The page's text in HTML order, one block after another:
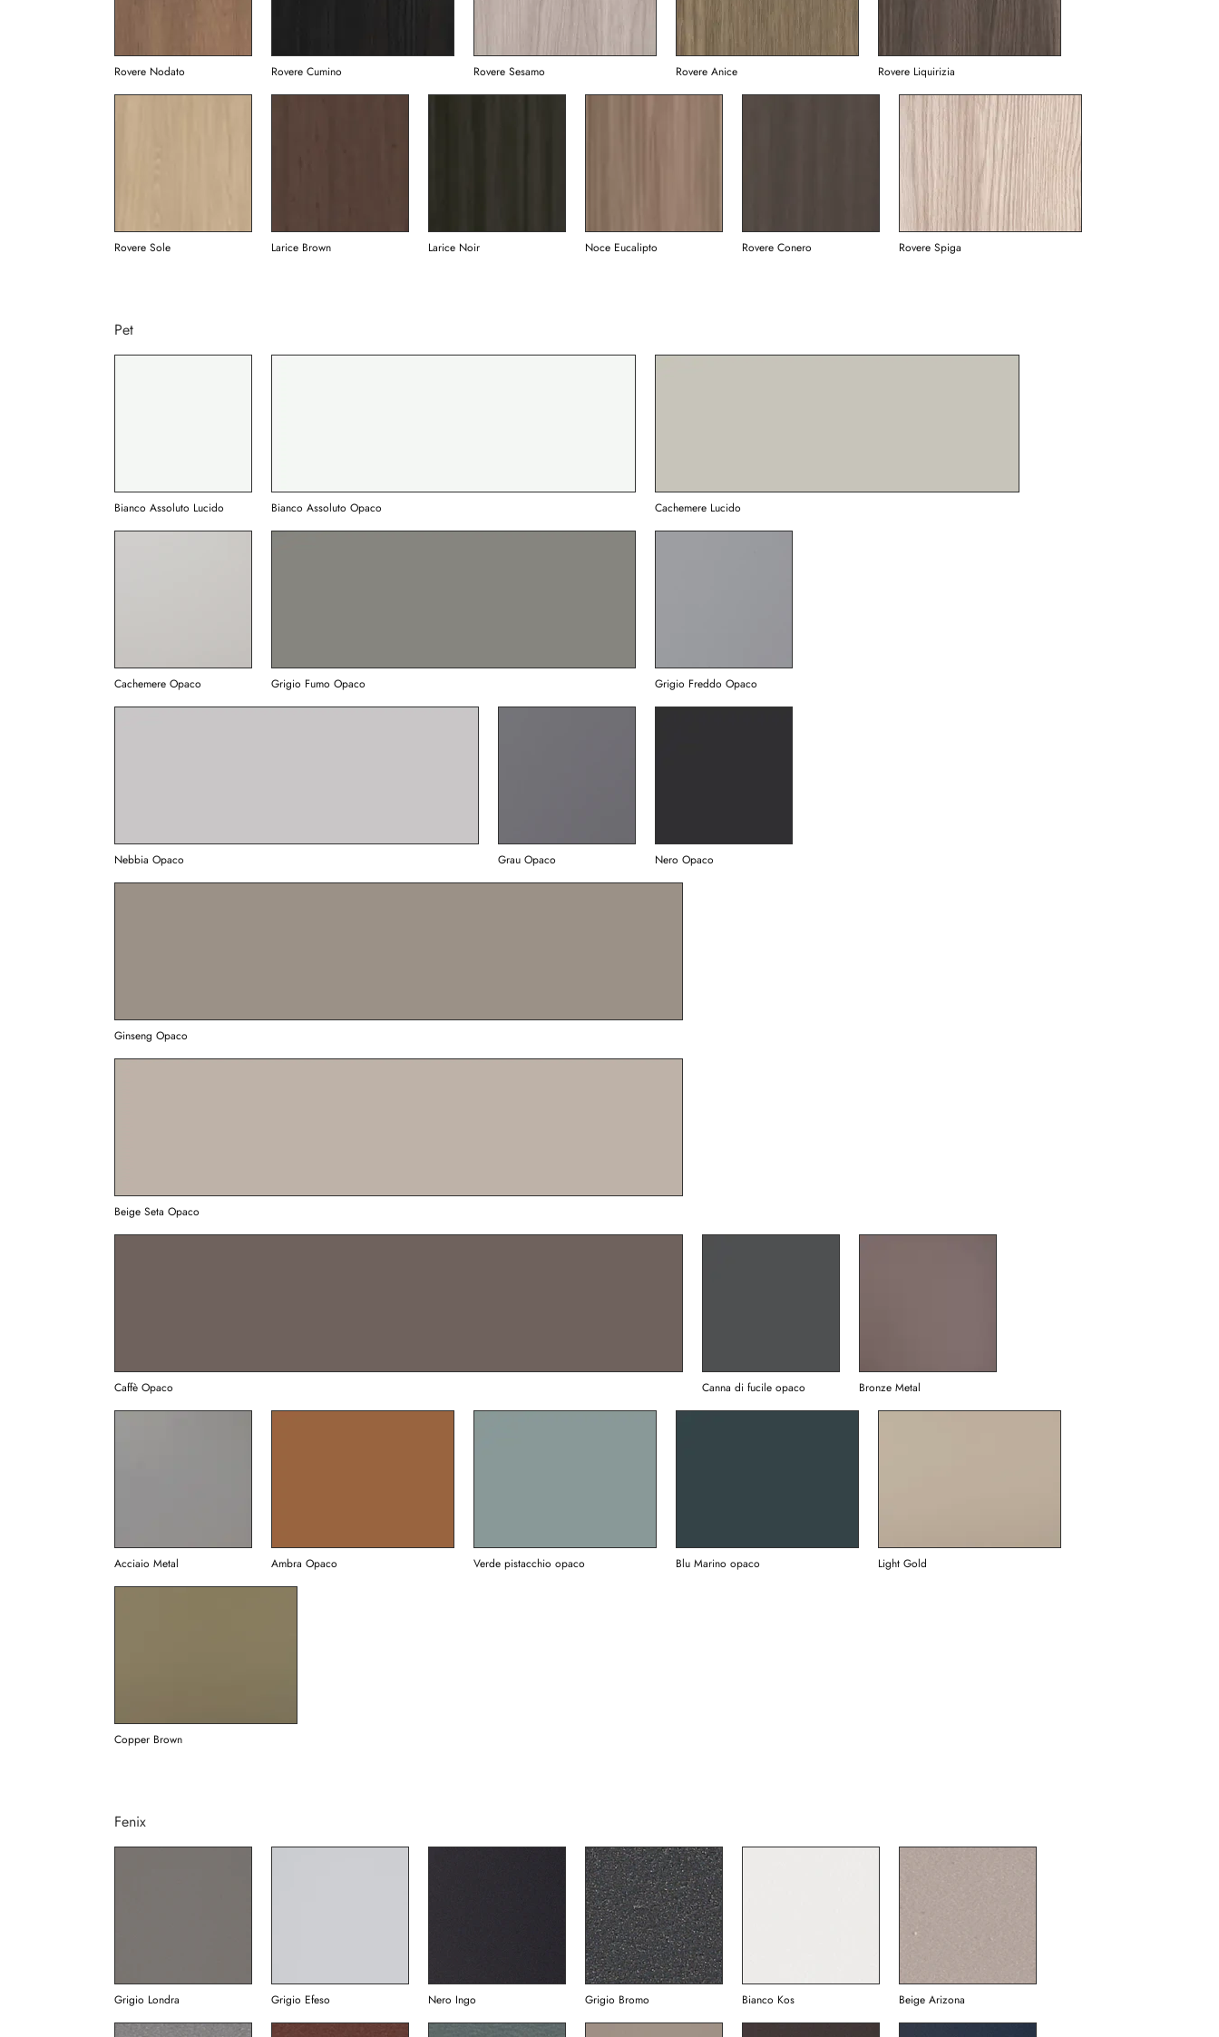
Rovere Nodato Rovere Cumino Rovere Sesamo Rovere Anice Rovere Liquirizia
Rovere Sole Larice Brown Larice Noir Noce Eucalipto Rovere Conero Rovere Spiga
Pet
Bianco Assoluto Lucido Bianco Assoluto Opaco Cachemere Lucido
Cachemere Opaco Grigio Fumo Opaco Grigio Freddo Opaco
Nebbia Opaco Grau Opaco Nero Opaco
Ginseng Opaco
Beige Seta Opaco
Caffè Opaco Canna di fucile opaco Bronze Metal
Acciaio Metal Ambra Opaco Verde pistacchio opaco Blu Marino opaco Light Gold
Copper Brown
Fenix
Grigio Londra Grigio Efeso Nero Ingo Grigio Bromo Bianco Kos Beige Arizona